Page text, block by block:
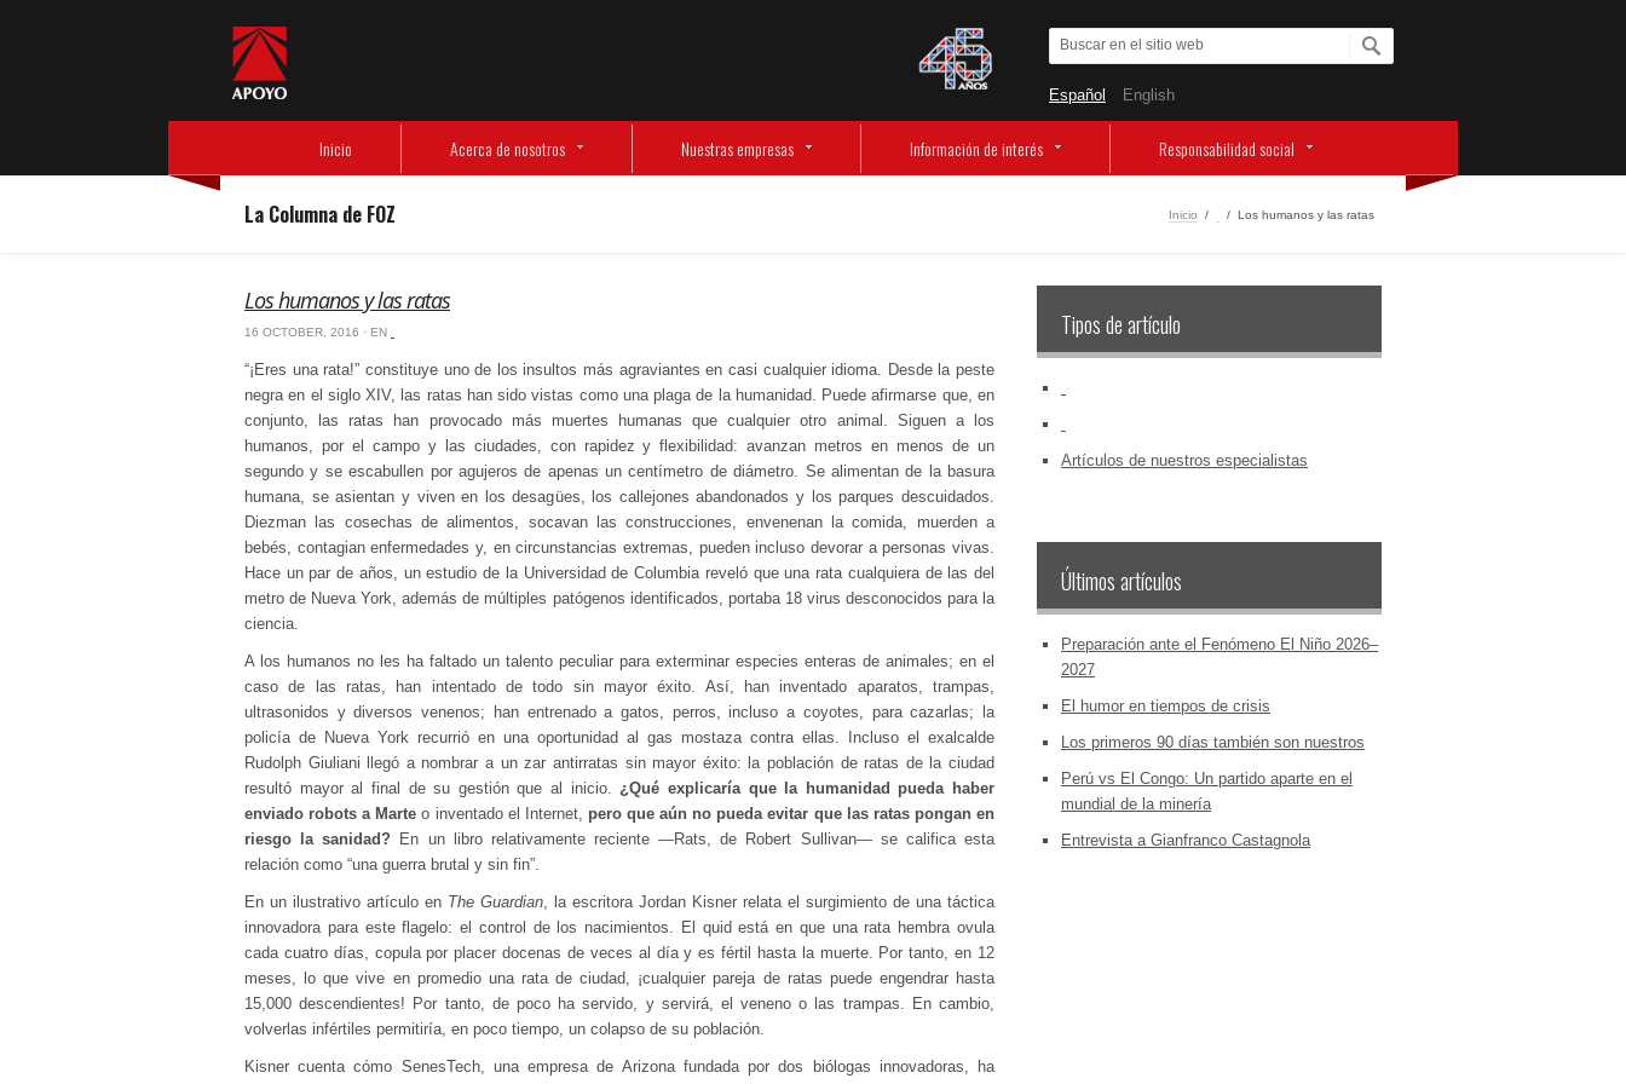
Español English
Inicio Acerca de nosotros Nuestras empresas Información de interés Responsabilidad social
La Columna de FOZ Inicio / / Los humanos y las ratas
Los humanos y las ratas
16 OCTOBER, 2016 · EN
“¡Eres una rata!” constituye uno de los insultos más agraviantes en casi cualquier idioma. Desde la peste
negra en el siglo XIV, las ratas han sido vistas como una plaga de la humanidad. Puede afirmarse que, en
conjunto, las ratas han provocado más muertes humanas que cualquier otro animal. Siguen a los
humanos, por el campo y las ciudades, con rapidez y flexibilidad: avanzan metros en menos de un
segundo y se escabullen por agujeros de apenas un centímetro de diámetro. Se alimentan de la basura
humana, se asientan y viven en los desagües, los callejones abandonados y los parques descuidados.
Diezman las cosechas de alimentos, socavan las construcciones, envenenan la comida, muerden a
bebés, contagian enfermedades y, en circunstancias extremas, pueden incluso devorar a personas vivas.
Hace un par de años, un estudio de la Universidad de Columbia reveló que una rata cualquiera de las del
metro de Nueva York, además de múltiples patógenos identificados, portaba 18 virus desconocidos para la
ciencia.
A los humanos no les ha faltado un talento peculiar para exterminar especies enteras de animales; en el
caso de las ratas, han intentado de todo sin mayor éxito. Así, han inventado aparatos, trampas,
ultrasonidos y diversos venenos; han entrenado a gatos, perros, incluso a coyotes, para cazarlas; la
policía de Nueva York recurrió en una oportunidad al gas mostaza contra ellas. Incluso el exalcalde
Rudolph Giuliani llegó a nombrar a un zar antirratas sin mayor éxito: la población de ratas de la ciudad
resultó mayor al final de su gestión que al inicio.¿Qué explicaría que la humanidad pueda haber
enviado robots a Marteo inventado el Internet, pero que aún no pueda evitar que las ratas pongan en
riesgo la sanidad? En un libro relativamente reciente —Rats, de Robert Sullivan— se califica esta
relación como “una guerra brutal y sin fin”.
En un ilustrativo artículo en The Guardian, la escritora Jordan Kisner relata el surgimiento de una táctica
innovadora para este flagelo: el control de los nacimientos. El quid está en que una rata hembra ovula
cada cuatro días, copula por placer docenas de veces al día y es fértil hasta la muerte. Por tanto, en 12
meses, lo que vive en promedio una rata de ciudad, ¡cualquier pareja de ratas puede engendrar hasta
15,000 descendientes! Por tanto, de poco ha servido, y servirá, el veneno o las trampas. En cambio,
volverlas infértiles permitiría, en poco tiempo, un colapso de su población.
Kisner cuenta cómo SenesTech, una empresa de Arizona fundada por dos biólogas innovadoras, ha
Tipos de artículo
Artículos de nuestros especialistas
Últimos artículos
Preparación ante el Fenómeno El Niño 2026–
2027
El humor en tiempos de crisis
Los primeros 90 días también son nuestros
Perú vs El Congo: Un partido aparte en el
mundial de la minería
Entrevista a Gianfranco Castagnola